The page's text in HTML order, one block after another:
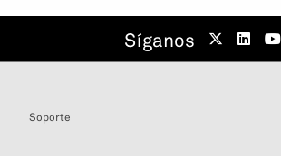
Síganos
Soporte